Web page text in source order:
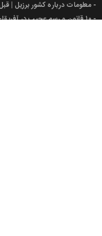
- معلومات درباره کشور برزیل |
-۱۰ قانون و رسم عجیب در آفریقای جنوبی که هر گردشگر باید بداند!